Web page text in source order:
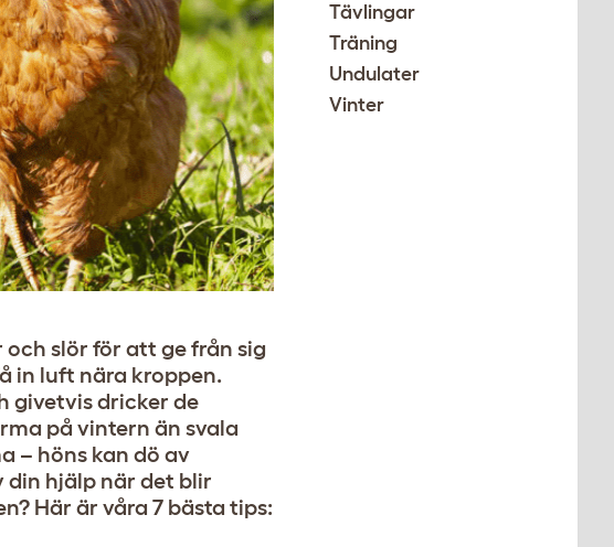
och slör för att ge från sig
in luft nära kroppen.
givetvis dricker de
på vintern än svala
– höns kan dö av
din hjälp när det blir
Här är våra 7 bästa tips:
Tävlingar
Träning
Undulater
Vinter